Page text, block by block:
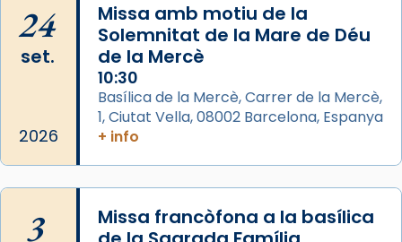
📸 Dr. G. Simón
Photo
View on Facebook ·
Arquebisbat de Barcelona
Memòria de les santes Juliana i
Semproniana, verges i màrtirs.
24
set.
2026
Missa amb motiu de la
Solemnitat de la Mare de Déu
de la Mercè
10:30
Basílica de la Mercè, Carrer de la Mercè,
1, Ciutat Vella, 08002 Barcelona, Espanya
+ info
3
Missa francòfona a la basílica